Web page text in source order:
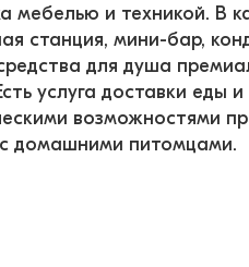
мебелью и техникой. В
станция, мини-бар,
для душа
услуга доставки еды
возможностями
домашними питомцами.